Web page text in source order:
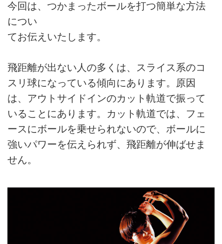
今回は、つかまったボールを打つ簡単な方法
につい
てお伝えいたします。
飛距離が出ない人の多くは、スライス系のコ
スリ球になっている傾向にあります。原因
は、アウトサイドインのカット軌道で振って
いることにあります。カット軌道では、フェ
ースにボールを乗せられないので、ボールに
強いパワーを伝えられず、飛距離が伸ばせま
せん。